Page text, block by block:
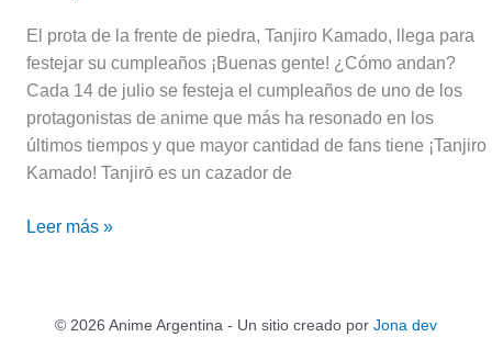
El prota de la frente de piedra, Tanjiro Kamado, llega para
festejar su cumpleaños ¡Buenas gente! ¿Cómo andan?
Cada 14 de julio se festeja el cumpleaños de uno de los
protagonistas de anime que más ha resonado en los
últimos tiempos y que mayor cantidad de fans tiene ¡Tanjiro
Kamado! Tanjirō es un cazador de
Leer más »
© 2026 Anime Argentina - Un sitio creado por Jona dev